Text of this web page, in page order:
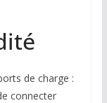
de charge :
connecter